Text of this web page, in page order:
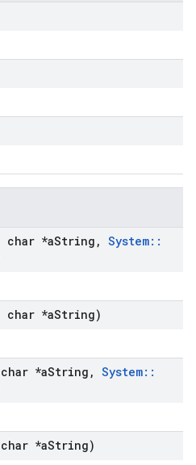
char *aString , System::
char *aString)
char *aString , System::
char *aString)